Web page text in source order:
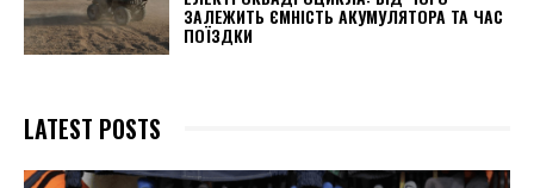
ЗАЛЕЖИТЬ ЄМНІСТЬ АКУМУЛЯТОРА ТА ЧАС
ПОЇЗДКИ
LATEST POSTS